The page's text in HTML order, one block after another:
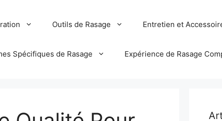
Outils de Rasage Entretien et
Spécifiques de Rasage Expérience de Rasage